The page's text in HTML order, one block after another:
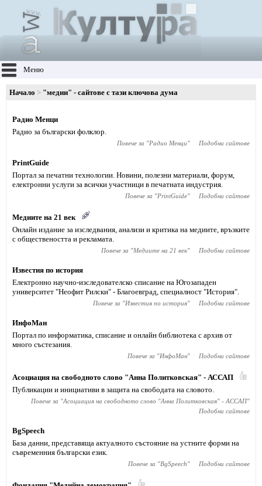
Меню
Начало "медии" - сайтове с тази ключова дума
Радио Менци
Радио за български фолклор.
Повече за "Радио Менци" Подобни сайтове
PrintGuide
Портал за печатни технологии. Новини, полезни материали, форум,
електронни услуги за всички участници в печатната индустрия.
Повече за "PrintGuide" Подобни сайтове
Медиите на 21 век
Онлайн издание за изследвания, анализи и критика на медиите, връзките
с обществеността и рекламата.
Повече за "Медиите на 21 век" Подобни сайтове
Известия по история
Електронно научно-изследователско списание на Югозападен
университет "Неофит Рилски" - Благоевград, специалност "История".
Повече за "Известия по история" Подобни сайтове
ИнфоМан
Портал по информатика, списание и онлайн библиотека с архив от
много състезания.
Повече за "ИнфоМан" Подобни сайтове
Асоциация на свободното слово "Анна Политковская" - АССАП
Публикации и инициативи в защита на свободата на словото.
Повече за "Асоциация на свободното слово "Анна Политковская" - АССАП"
Подобни сайтове
BgSpeech
База данни, представяща актуалното състояние на устните форми на
съвременния български език.
Повече за "BgSpeech" Подобни сайтове